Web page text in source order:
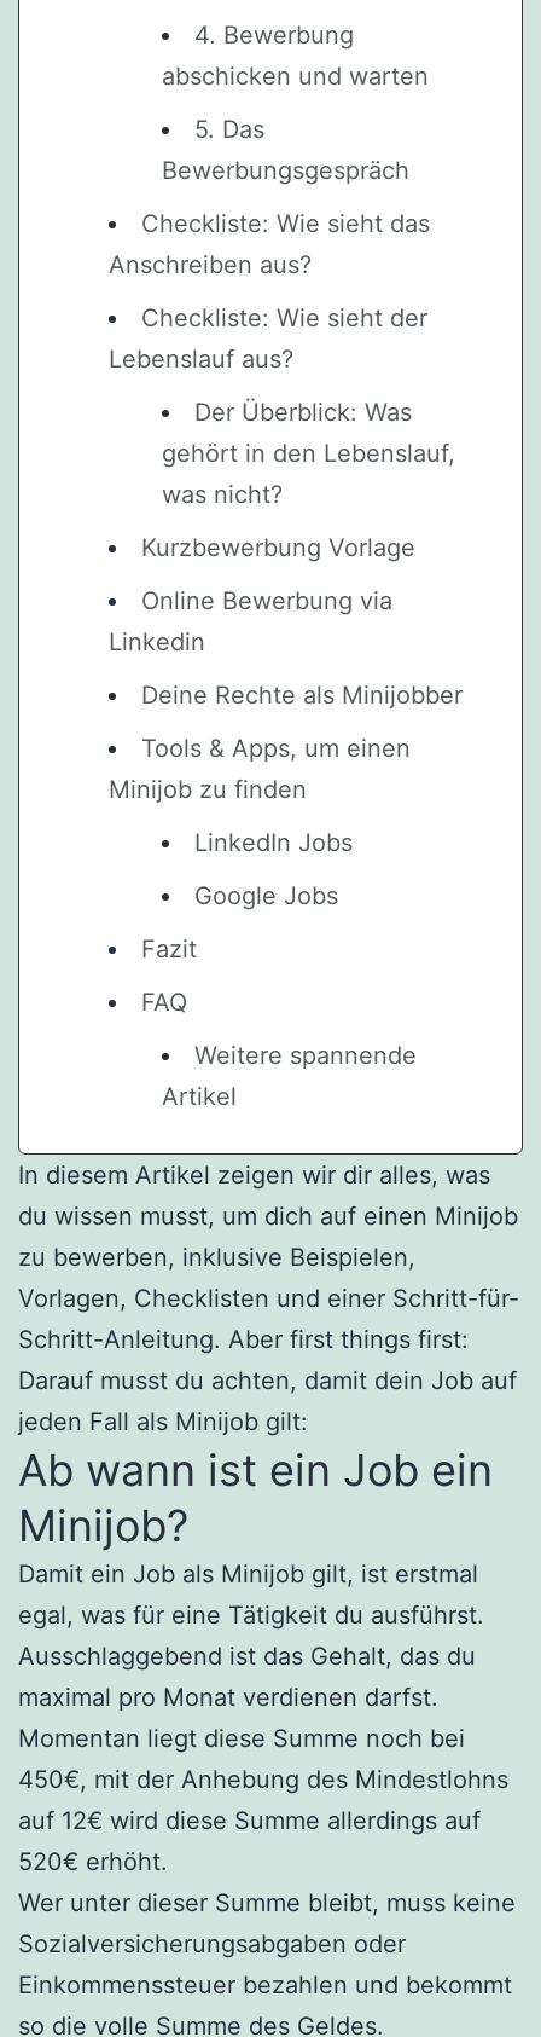
4. Bewerbung
abschicken und warten
5. Das
Bewerbungsgespräch
Checkliste: Wie sieht das
Anschreiben aus?
Checkliste: Wie sieht der
Lebenslauf aus?
Der Überblick: Was
gehört in den Lebenslauf,
was nicht?
Kurzbewerbung Vorlage
Online Bewerbung via
Linkedin
Deine Rechte als Minijobber
Tools & Apps, um einen
Minijob zu finden
LinkedIn Jobs
Google Jobs
Fazit
FAQ
Weitere spannende
Artikel
In diesem Artikel zeigen wir dir alles, was
du wissen musst, um dich auf einen Minijob
zu bewerben, inklusive Beispielen,
Vorlagen, Checklisten und einer Schritt-für-
Schritt-Anleitung. Aber first things first:
Darauf musst du achten, damit dein Job auf
jeden Fall als Minijob gilt:
Ab wann ist ein Job ein
Minijob?
Damit ein Job als Minijob gilt, ist erstmal
egal, was für eine Tätigkeit du ausführst.
Ausschlaggebend ist das Gehalt, das du
maximal pro Monat verdienen darfst.
Momentan liegt diese Summe noch bei
450€, mit der Anhebung des Mindestlohns
auf 12€ wird diese Summe allerdings auf
520€ erhöht.
Wer unter dieser Summe bleibt, muss keine
Sozialversicherungsabgaben oder
Einkommenssteuer bezahlen und bekommt
so die volle Summe des Geldes.